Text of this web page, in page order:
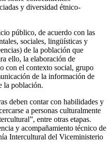
y diversidad étnico-
público, de acuerdo con las
sociales, lingüísticas y
de la población que
ello, la elaboración de
con el contexto social, grupo
de la información de
la población.
deben contar con habilidades y
a personas culturalmente
entre otras etapas.
y acompañamiento técnico de
Intercultural del Viceministerio